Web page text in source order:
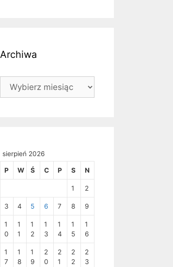
Archiwa
Archiwa
sierpień 2026
P W Ś C P S N
1 2
3 4 5 6 7 8 9
1
0
1
1
1
2
1
3
1
4
1
5
1
6
1
7
1
8
1
9
2
0
2
1
2
2
2
3